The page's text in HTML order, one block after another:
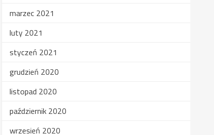
marzec 2021
luty 2021
styczeń 2021
grudzień 2020
listopad 2020
październik 2020
wrzesień 2020